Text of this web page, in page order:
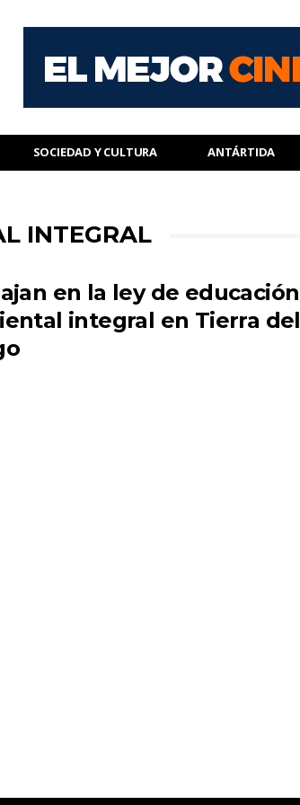
SOCIEDAD Y CULTURA ANTÁRTIDA
INTEGRAL
en la ley de educación
integral en Tierra del